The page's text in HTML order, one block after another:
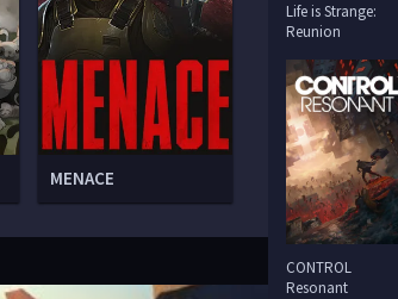
MENACE
Life is Strange:
Reunion
CONTROL
Resonant